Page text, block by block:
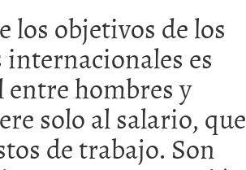
qué el Préstamo Promotor privado
de 2025
esta opción para gestionar tus
decisión financiera: cómo anticiparte
de venta? 3 de octubre de 2025
los objetivos de los
es
hombres y
solo al salario, que
de trabajo. Son